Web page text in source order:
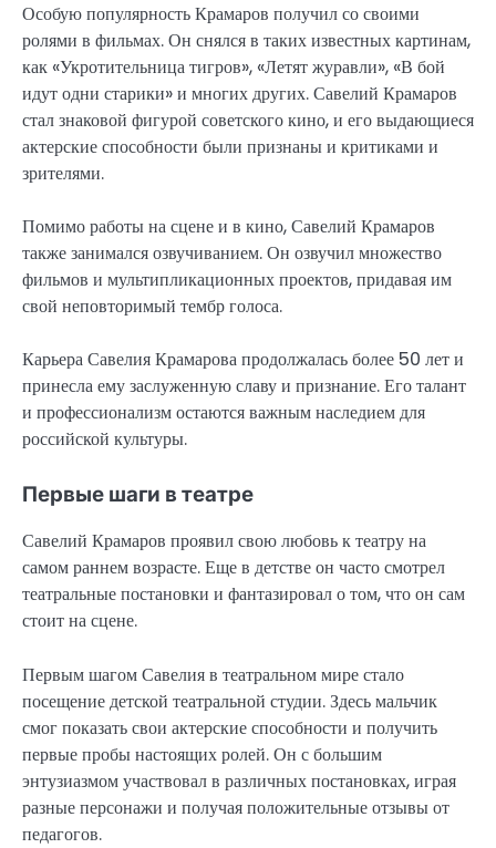
Особую популярность Крамаров получил со своими
ролями в фильмах. Он снялся в таких известных картинам,
как «Укротительница тигров», «Летят журавли», «В бой
идут одни старики» и многих других. Савелий Крамаров
стал знаковой фигурой советского кино, и его выдающиеся
актерские способности были признаны и критиками и
зрителями.
Помимо работы на сцене и в кино, Савелий Крамаров
также занимался озвучиванием. Он озвучил множество
фильмов и мультипликационных проектов, придавая им
свой неповторимый тембр голоса.
Карьера Савелия Крамарова продолжалась более 50 лет и
принесла ему заслуженную славу и признание. Его талант
и профессионализм остаются важным наследием для
российской культуры.
Первые шаги в театре
Савелий Крамаров проявил свою любовь к театру на
самом раннем возрасте. Еще в детстве он часто смотрел
театральные постановки и фантазировал о том, что он сам
стоит на сцене.
Первым шагом Савелия в театральном мире стало
посещение детской театральной студии. Здесь мальчик
смог показать свои актерские способности и получить
первые пробы настоящих ролей. Он с большим
энтузиазмом участвовал в различных постановках, играя
разные персонажи и получая положительные отзывы от
педагогов.